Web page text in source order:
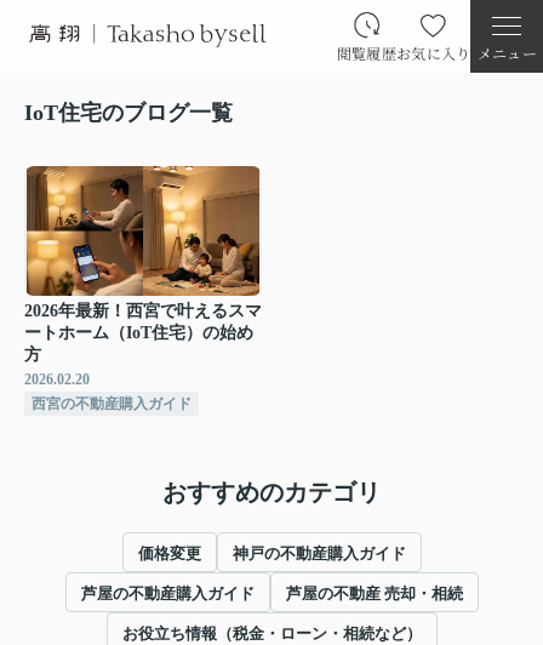
閲覧履歴お気に入り メニュー
IoT住宅のブログ一覧
2026年最新！西宮で叶えるスマ
ートホーム（IoT住宅）の始め
方
2026.02.20
西宮の不動産購入ガイド
おすすめのカテゴリ
価格変更 神戸の不動産購入ガイド
芦屋の不動産購入ガイド 芦屋の不動産 売却・相続
お役立ち情報（税金・ローン・相続など）